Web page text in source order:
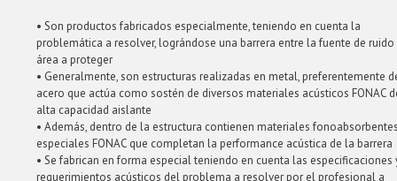
• Son productos fabricados especialmente, teniendo en cuenta la
problemática a resolver, lográndose una barrera entre la fuente de ruido
área a proteger
• Generalmente, son estructuras realizadas en metal, preferentemente
acero que actúa como sostén de diversos materiales acústicos FONAC
alta capacidad aislante
• Además, dentro de la estructura contienen materiales
especiales FONAC que completan la performance acústica de la barrera
• Se fabrican en forma especial teniendo en cuenta las especificaciones
requerimientos acústicos del problema a resolver por el profesional a